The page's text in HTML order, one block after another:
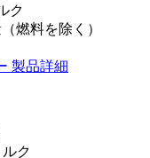
ク
燃料を除く）
製品詳細
ク